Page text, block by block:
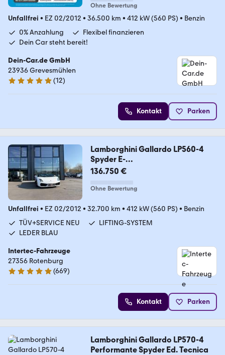
Ohne Bewertung
Unfallfrei • EZ 02/2012 • 36.500 km • 412 kW (560 PS) • Benzin
0% Anzahlung
Flexibel finanzieren
Dein Car steht bereit!
Dein-Car.de GmbH
23936 Grevesmühlen
5 Sterne
(12)
Kontakt Parken
Lamborghini Gallardo LP560-4
Spyder E-
Gear*EXCLUSIVE*LIFTING
136.750 €
Ohne Bewertung
Unfallfrei • EZ 02/2012 • 32.700 km • 412 kW (560 PS) • Benzin
TÜV+SERVICE NEU
LIFTING-SYSTEM
LEDER BLAU
Intertec-Fahrzeuge
27356 Rotenburg
4.9 Sterne
(669)
Kontakt Parken
Lamborghini Gallardo LP570-4
Performante Spyder Ed. Tecnica